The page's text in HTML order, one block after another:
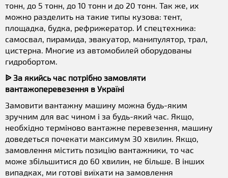
тонн, до 5 тонн, до 10 тонн и до 20 тонн. Так же, их
можно разделить на такие типы кузова: тент,
площадка, будка, рефрижератор. И спецтехника:
самосвал, пирамида, эвакуатор, манипулятор, трал,
цистерна. Многие из автомобилей оборудованы
гидробортом.
ᐉ За якийсь час потрібно замовляти
вантажоперевезення в Україні
Замовити вантажну машину можна будь-яким
зручним для вас чином і за будь-який час. Якщо,
необхідно терміново вантажне перевезення, машину
доведеться почекати максимум 30 хвилин. Якщо,
замовлення містить позицію вантажники, то час
може збільшитися до 60 хвилин, не більше. В інших
випадках, ми готові виїхати на замовлення